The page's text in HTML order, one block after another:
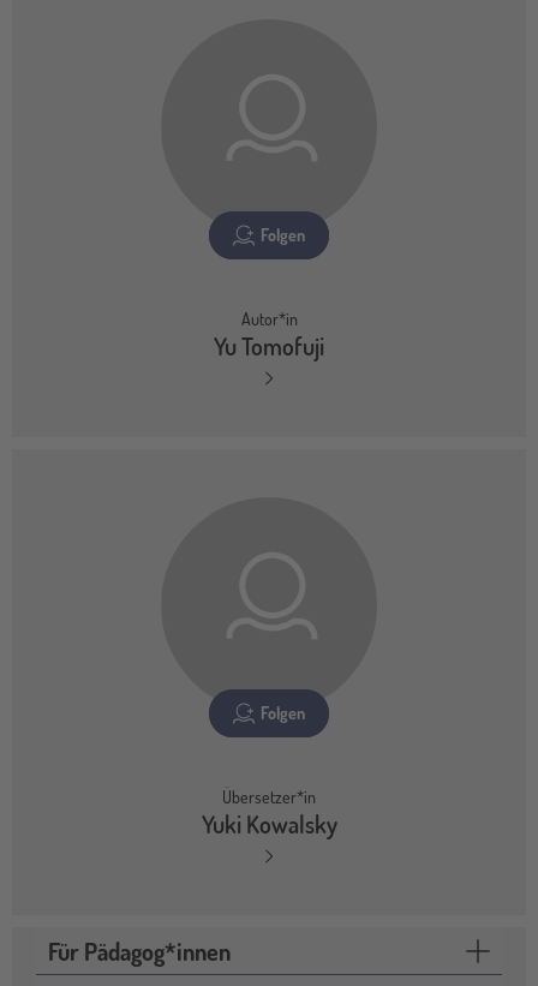
Folgen
Autor*in
Yu Tomofuji
Folgen
Übersetzer*in
Yuki Kowalsky
Für Pädagog*innen